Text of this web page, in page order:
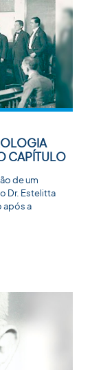
CAPÍTULO
de um
Dr. Estelitta
após a